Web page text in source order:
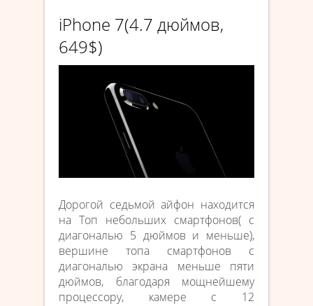
iPhone 7(4.7 дюймов,
649$)
Дорогой седьмой айфон находится
на Топ небольших смартфонов( с
диагональю 5 дюймов и меньше),
вершине топа смартфонов с
диагональю экрана меньше пяти
дюймов, благодаря мощнейшему
процессору, камере с 12